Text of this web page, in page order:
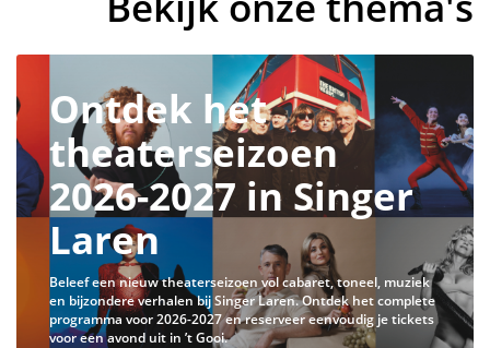
Ontdek het
theaterseizoen
2026-2027 in Singer
Laren
Beleef een nieuw theaterseizoen vol cabaret, toneel, muziek
en bijzondere verhalen bij Singer Laren. Ontdek het complete
programma voor 2026-2027 en reserveer eenvoudig je tickets
voor een avond uit in ’t Gooi.